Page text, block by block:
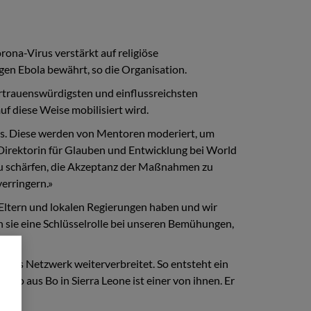
Virus verstärkt auf religiöse
Ebola bewährt, so die Organisation.
und einflussreichsten
diese Weise mobilisiert wird.
Diese werden von Mentoren moderiert, um
für Glauben und Entwicklung bei World
die Akzeptanz der Maßnahmen zu
und lokalen Regierungen haben und wir
eine Schlüsselrolle bei unseren Bemühungen,
Netzwerk weiterverbreitet. So entsteht ein
aus Bo in Sierra Leone ist einer von ihnen. Er